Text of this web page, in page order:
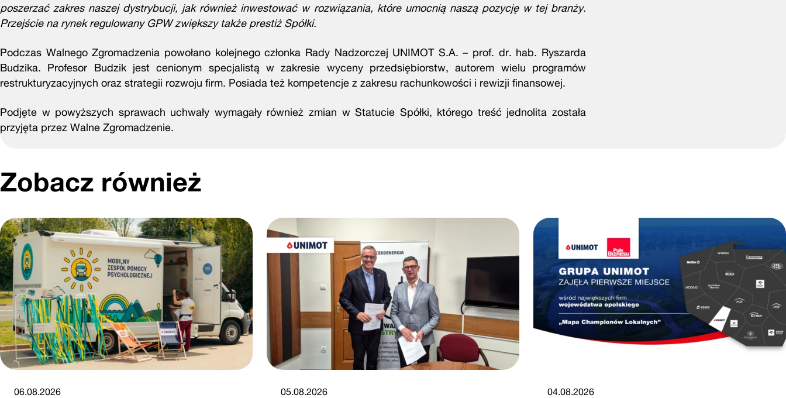
poszerzać zakres naszej dystrybucji, jak również inwestować w rozwiązania, które umocnią naszą pozycję w tej branży.
Przejście na rynek regulowany GPW zwiększy także prestiż Spółki.
Podczas Walnego Zgromadzenia powołano kolejnego członka Rady Nadzorczej UNIMOT S.A. – prof. dr. hab. Ryszarda
Budzika. Profesor Budzik jest cenionym specjalistą w zakresie wyceny przedsiębiorstw, autorem wielu programów
restrukturyzacyjnych oraz strategii rozwoju firm. Posiada też kompetencje z zakresu rachunkowości i rewizji finansowej.
Podjęte w powyższych sprawach uchwały wymagały również zmian w Statucie Spółki, którego treść jednolita została
przyjęta przez Walne Zgromadzenie.
Zobacz również
06.08.2026 05.08.2026 04.08.2026